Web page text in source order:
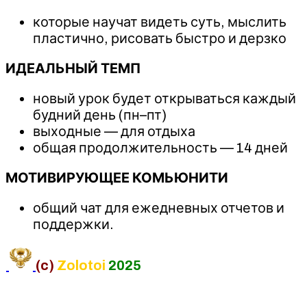
которые научат видеть суть, мыслить
пластично, рисовать быстро и дерзко
ИДЕАЛЬНЫЙ ТЕМП
новый урок будет открываться каждый
будний день (пн–пт)
выходные — для отдыха
общая продолжительность — 14 дней
МОТИВИРУЮЩЕЕ КОМЬЮНИТИ
общий чат для ежедневных отчетов и
поддержки.
(c) Zolotoi 2025